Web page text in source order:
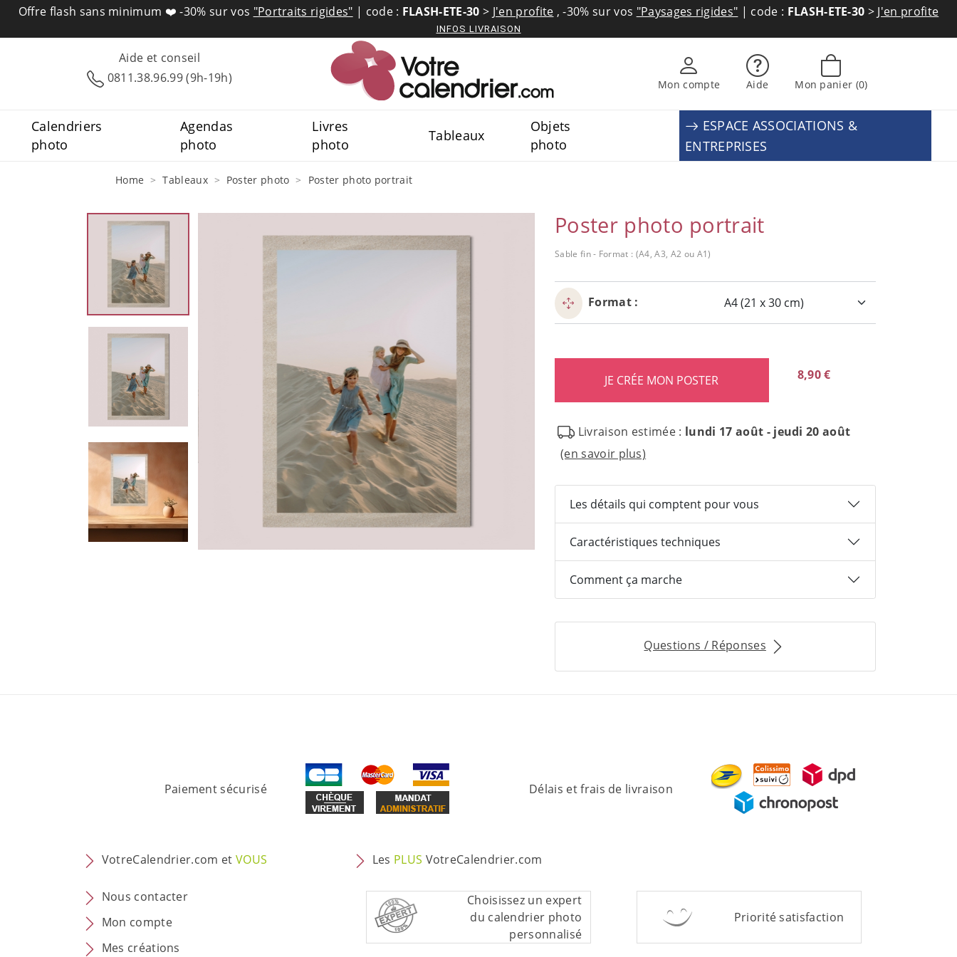
Offre flash sans minimum ❤️-30% sur vos "Portraits rigides" | code : FLASH-ETE-30 > J'en profite ,-30% sur vos "Paysages rigides" | code : FLASH-ETE-30 > J'en profite
INFOS LIVRAISON
Aide et conseil
0811.38.96.99 (9h-19h)
Mon compte Aide Mon panier (0)
Calendriers
photo
Agendas
photo
Livres
photo
Tableaux
Objets
photo
ESPACE ASSOCIATIONS &
ENTREPRISES
Home Tableaux Poster photo Poster photo portrait
Poster photo portrait
Sable fin - Format : (A4, A3, A2 ou A1)
Format :
8,90 €
Livraison estimée : lundi 17 août - jeudi 20 août
(en savoir plus)
Les détails qui comptent pour vous
Caractéristiques techniques
Comment ça marche
Questions / Réponses
Paiement sécurisé Délais et frais de livraison
VotreCalendrier.com etVOUS
Nous contacter
Mon compte
Mes créations
Les PLUS VotreCalendrier.com
Choisissez un expert
du calendrier photo
personnalisé
Priorité satisfaction